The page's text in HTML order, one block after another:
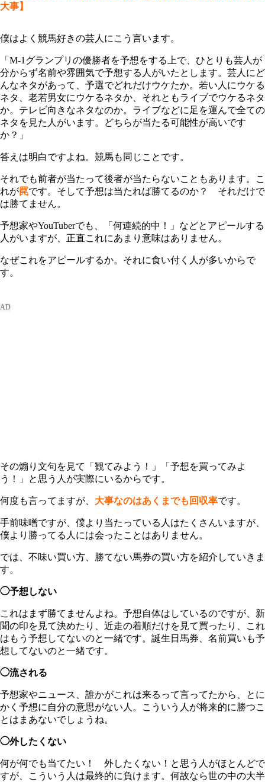
大事】
僕はよく競馬好きの芸人にこう言います。
「M-1グランプリの優勝者を予想をする上で、ひとりも芸人が
分からず名前や雰囲気で予想する人がいたとします。芸人にど
んなネタがあって、予選でどれだけウケたか。若い人にウケる
ネタ、老若男女にウケるネタか、それともライブでウケるネタ
か。テレビ向きなネタなのか。ライブなどに足を運んで全ての
ネタを見た人がいます。どちらが当たる可能性が高いです
か？」
答えは明白ですよね。競馬も同じことです。
それでも前者が当たって後者が当たらないこともあります。こ
れが罠です。そして予想は当たれば勝てるのか？ それだけで
は勝てません。
予想家やYouTuberでも、「何連続的中！」などとアピールする
人がいますが、正直これにあまり意味はありません。
なぜこれをアピールするか。それに食い付く人が多いからで
す。
その煽り文句を見て「観てみよう！」「予想を買ってみよ
う！」と思う人が実際にいるからです。
何度も言ってますが、 大事なのはあくまでも回収率です。
手前味噌ですが、僕より当たっている人はたくさんいますが、
僕より勝ってる人には会ったことはありません。
では、不味い買い方、勝てない馬券の買い方を紹介していきま
す。
◯予想しない
これはまず勝てませんよね。予想自体はしているのですが、新
聞の印を見て決めたり、近走の着順だけを見て買ったり、これ
はもう予想してないのと一緒です。誕生日馬券、名前買いも予
想してないのと一緒です。
◯流される
予想家やニュース、誰かがこれは来るって言ってたから、とに
かく予想に自分の意思がない人。こういう人が将来的に勝つこ
とはまあないでしょうね。
◯外したくない
何が何でも当てたい！ 外したくない！と思う人がほとんどで
すが、こういう人は最終的に負けます。何故なら世の中の大半